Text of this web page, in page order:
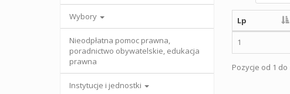
Wybory
Nieodpłatna pomoc prawna,
poradnictwo obywatelskie, edukacja
prawna
Instytucje i jednostki
Lp
1
Pozycje od 1 do